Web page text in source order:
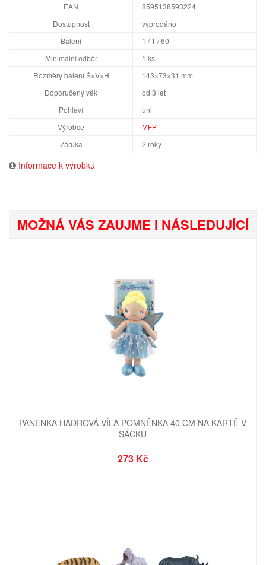
EAN
8595138593224
Dostupnost
vyprodáno
Balení
1 / 1 / 60
Minimální odběr
1 ks
Rozměry balení Š×V×H
143×73×31 mm
Doporučený věk
od 3 let
Pohlaví
uni
Výrobce
MFP
Záruka
2 roky
Informace k výrobku
MOŽNÁ VÁS ZAUJME I NÁSLEDUJÍCÍ
PANENKA HADROVÁ VÍLA POMNĚNKA 40 CM NA KARTĚ V
SÁČKU
273 Kč